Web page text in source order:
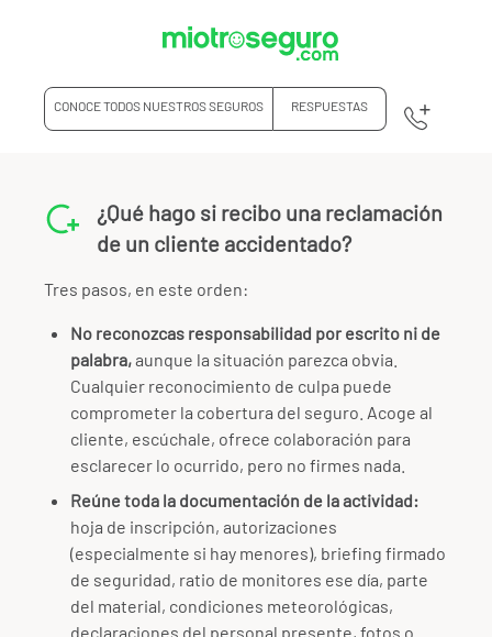
CONOCE TODOS NUESTROS SEGUROS RESPUESTAS
¿Qué hago si recibo una reclamación
de un cliente accidentado?
Tres pasos, en este orden:
No reconozcas responsabilidad por escrito ni de
palabra,aunque la situación parezca obvia.
Cualquier reconocimiento de culpa puede
comprometer la cobertura del seguro. Acoge al
cliente, escúchale, ofrece colaboración para
esclarecer lo ocurrido, pero no firmes nada.
Reúne toda la documentación de la actividad:
hoja de inscripción, autorizaciones
(especialmente si hay menores), briefing firmado
de seguridad, ratio de monitores ese día, parte
del material, condiciones meteorológicas,
declaraciones del personal presente, fotos o